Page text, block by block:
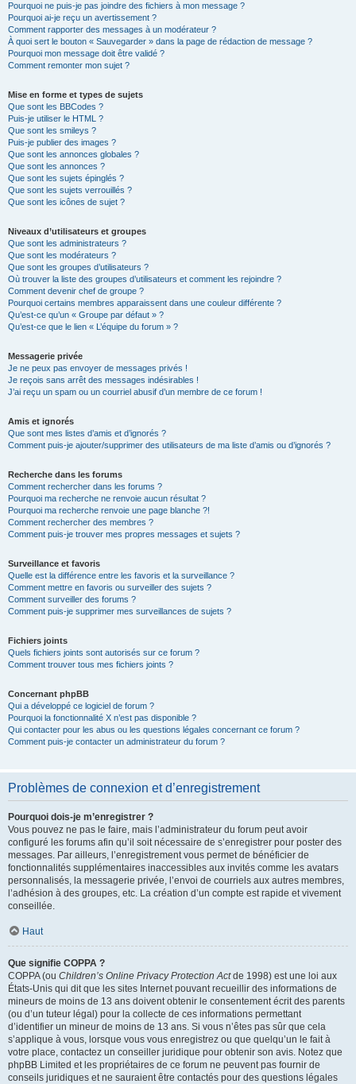
Pourquoi ne puis-je pas joindre des fichiers à mon message ?
Pourquoi ai-je reçu un avertissement ?
Comment rapporter des messages à un modérateur ?
À quoi sert le bouton « Sauvegarder » dans la page de rédaction de message ?
Pourquoi mon message doit être validé ?
Comment remonter mon sujet ?
Mise en forme et types de sujets
Que sont les BBCodes ?
Puis-je utiliser le HTML ?
Que sont les smileys ?
Puis-je publier des images ?
Que sont les annonces globales ?
Que sont les annonces ?
Que sont les sujets épinglés ?
Que sont les sujets verrouillés ?
Que sont les icônes de sujet ?
Niveaux d’utilisateurs et groupes
Que sont les administrateurs ?
Que sont les modérateurs ?
Que sont les groupes d’utilisateurs ?
Où trouver la liste des groupes d’utilisateurs et comment les rejoindre ?
Comment devenir chef de groupe ?
Pourquoi certains membres apparaissent dans une couleur différente ?
Qu’est-ce qu’un « Groupe par défaut » ?
Qu’est-ce que le lien « L’équipe du forum » ?
Messagerie privée
Je ne peux pas envoyer de messages privés !
Je reçois sans arrêt des messages indésirables !
J’ai reçu un spam ou un courriel abusif d’un membre de ce forum !
Amis et ignorés
Que sont mes listes d’amis et d’ignorés ?
Comment puis-je ajouter/supprimer des utilisateurs de ma liste d’amis ou d’ignorés ?
Recherche dans les forums
Comment rechercher dans les forums ?
Pourquoi ma recherche ne renvoie aucun résultat ?
Pourquoi ma recherche renvoie une page blanche ?!
Comment rechercher des membres ?
Comment puis-je trouver mes propres messages et sujets ?
Surveillance et favoris
Quelle est la différence entre les favoris et la surveillance ?
Comment mettre en favoris ou surveiller des sujets ?
Comment surveiller des forums ?
Comment puis-je supprimer mes surveillances de sujets ?
Fichiers joints
Quels fichiers joints sont autorisés sur ce forum ?
Comment trouver tous mes fichiers joints ?
Concernant phpBB
Qui a développé ce logiciel de forum ?
Pourquoi la fonctionnalité X n’est pas disponible ?
Qui contacter pour les abus ou les questions légales concernant ce forum ?
Comment puis-je contacter un administrateur du forum ?
Problèmes de connexion et d’enregistrement
Pourquoi dois-je m’enregistrer ?
Vous pouvez ne pas le faire, mais l’administrateur du forum peut avoir
configuré les forums afin qu’il soit nécessaire de s’enregistrer pour poster des
messages. Par ailleurs, l’enregistrement vous permet de bénéficier de
fonctionnalités supplémentaires inaccessibles aux invités comme les avatars
personnalisés, la messagerie privée, l’envoi de courriels aux autres membres,
l’adhésion à des groupes, etc. La création d’un compte est rapide et vivement
conseillée.
Haut
Que signifie COPPA ?
COPPA (ou Children’s Online Privacy Protection Actde 1998) est une loi aux
États-Unis qui dit que les sites Internet pouvant recueillir des informations de
mineurs de moins de 13 ans doivent obtenir le consentement écrit des parents
(ou d’un tuteur légal) pour la collecte de ces informations permettant
d’identifier un mineur de moins de 13 ans. Si vous n’êtes pas sûr que cela
s’applique à vous, lorsque vous vous enregistrez ou que quelqu’un le fait à
votre place, contactez un conseiller juridique pour obtenir son avis. Notez que
phpBB Limited et les propriétaires de ce forum ne peuvent pas fournir de
conseils juridiques et ne sauraient être contactés pour des questions légales